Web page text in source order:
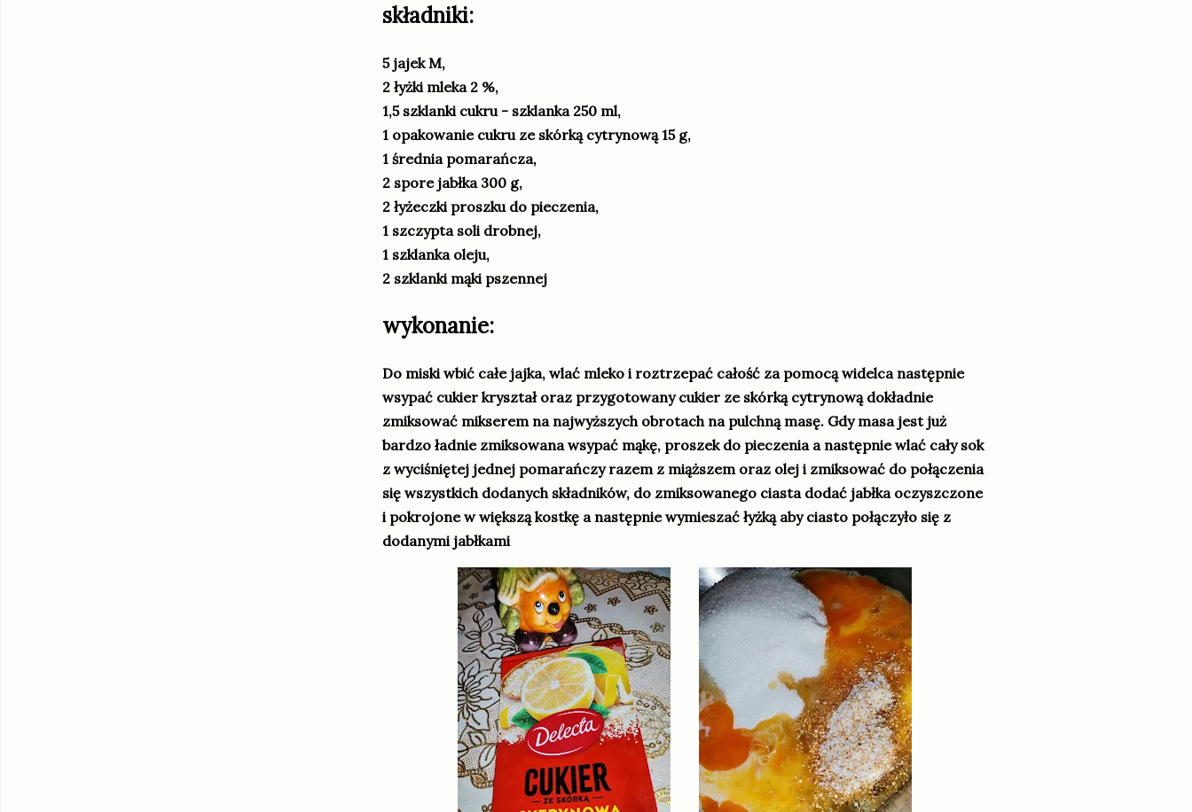
składniki:
5 jajek M,
2 łyżki mleka 2 %,
1,5 szklanki cukru - szklanka 250 ml,
1 opakowanie cukru ze skórką cytrynową 15 g,
1 średnia pomarańcza,
2 spore jabłka 300 g,
2 łyżeczki proszku do pieczenia,
1 szczypta soli drobnej,
1 szklanka oleju,
2 szklanki mąki pszennej
wykonanie:
Do miski wbić całe jajka, wlać mleko i roztrzepać całość za pomocą widelca następnie
wsypać cukier kryształ oraz przygotowany cukier ze skórką cytrynową dokładnie
zmiksować mikserem na najwyższych obrotach na pulchną masę. Gdy masa jest już
bardzo ładnie zmiksowana wsypać mąkę, proszek do pieczenia a następnie wlać cały sok
z wyciśniętej jednej pomarańczy razem z miąższem oraz olej i zmiksować do połączenia
się wszystkich dodanych składników, do zmiksowanego ciasta dodać jabłka oczyszczone
i pokrojone w większą kostkę a następnie wymieszać łyżką aby ciasto połączyło się z
dodanymi jabłkami